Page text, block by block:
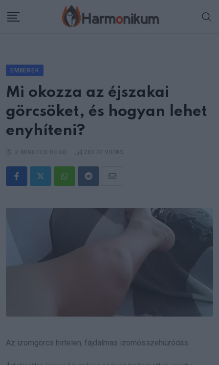
EMBEREK
Mi okozza az éjszakai
görcsöket, és hogyan lehet
enyhíteni?
WhatsappRedditShare
Email
Az izomgörcs hirtelen, fájdalmas izomösszehúzódás.